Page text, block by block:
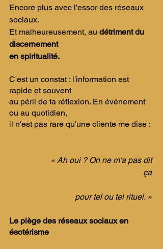
Encore plus avec l'essor des réseaux
sociaux.
​Et malheureusement, au détriment du
discernement
en spiritualité.
C'est un constat : l'information est
rapide et souvent
au péril de ta réflexion. En événement
ou au quotidien,
il n'est pas rare qu'une cliente me dise :
« Ah oui ? On ne m'a pas dit
ça
		pour tel ou tel rituel. »
Le piège des réseaux sociaux en
ésotérisme